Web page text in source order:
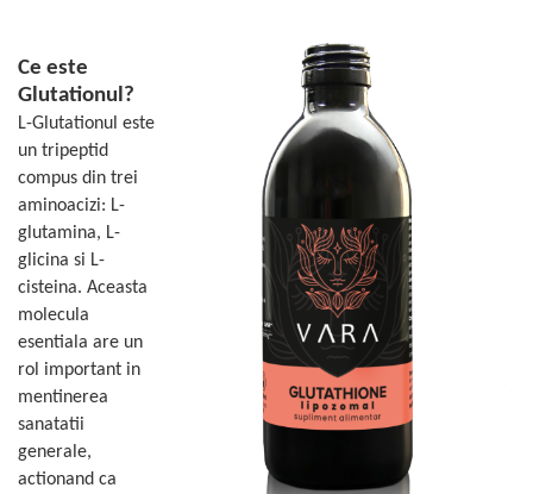
Scruburi
Protecție Solară
Creme SPF față
Creme SPF corp
Spray SPF
Uleiuri bronzare
After Sun
Acceleratoare bronz
Igienă Personală
Deodorante
Mâini și Unghii
Creme mâini
Tratamente unghii
Cosmetice coreene
L-Glutamina
Lecitina
Maca
Magneziu
Miere de Manuka
MSM
Multivitamine
Omega
Palmier pitic
Probiotice
Proteine din zer (Whey Protein)
Quercetin
Ce este
Glutationul?
L-Glutationul este
un tripeptid
compus din trei
aminoacizi: L-
glutamina, L-
glicina si L-
cisteina. Aceasta
molecula
esentiala are un
rol important in
mentinerea
sanatatii
generale,
actionand ca